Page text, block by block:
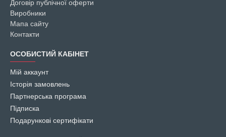
Договір публічної оферти
Виробники
Мапа сайту
Контакти
ОСОБИСТИЙ КАБІНЕТ
Мій аккаунт
Історія замовлень
Партнерська програма
Підписка
Подарункові сертифікати